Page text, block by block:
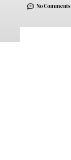
No Comments